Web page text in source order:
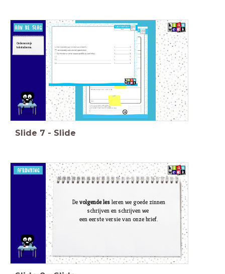
Ordenen in je
tekstschema.
Slide 7 - Slide
De volgende lesleren we goede zinnen
schrijven en schrijven we
een eerste versie van onze brief.